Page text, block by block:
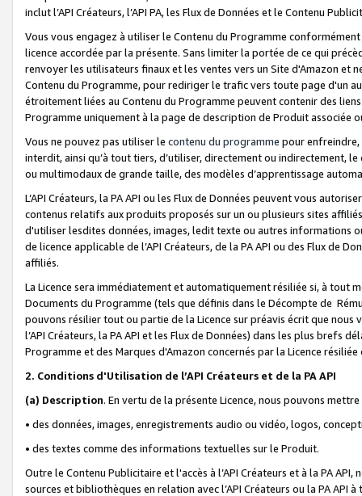
inclut l’API Créateurs, l’API PA, les Flux de Données et le Contenu
Vous vous engagez à utiliser le Contenu du Programme
licence accordée par la présente. Sans limiter la portée de ce qui
renvoyer les utilisateurs finaux et les ventes vers un Site d'Amazon et
Contenu du Programme, pour rediriger le trafic vers toute page d'un
étroitement liées au Contenu du Programme peuvent contenir des
Programme uniquement à la page de description de Produit associée
Vous ne pouvez pas utiliser le contenu du programme pour
interdit, ainsi qu’à tout tiers, d’utiliser, directement ou indirectement,
ou multimodaux de grande taille, des modèles d’apprentissage
L’API Créateurs, la PA API ou les Flux de Données peuvent vous
contenus relatifs aux produits proposés sur un ou plusieurs sites
d'utiliser lesdites données, images, ledit texte ou autres informations
de licence applicable de l’API Créateurs, de la PA API ou des Flux de
affiliés.
La Licence sera immédiatement et automatiquement résiliée si, à
Documents du Programme (tels que définis dans le Décompte de
pouvons résilier tout ou partie de la Licence sur préavis écrit que
l’API Créateurs, la PA API et les Flux de Données) dans les plus
Programme et des Marques d'Amazon concernés par la Licence
2. Conditions d'Utilisation de l’API Créateurs et de la PA API
(a) Description. En vertu de la présente Licence, nous pouvons
• des données, images, enregistrements audio ou vidéo, logos,
• des textes comme des informations textuelles sur le Produit.
Outre le Contenu Publicitaire et l'accès à l’API Créateurs et à la PA
sources et bibliothèques en relation avec l’API Créateurs ou la PA